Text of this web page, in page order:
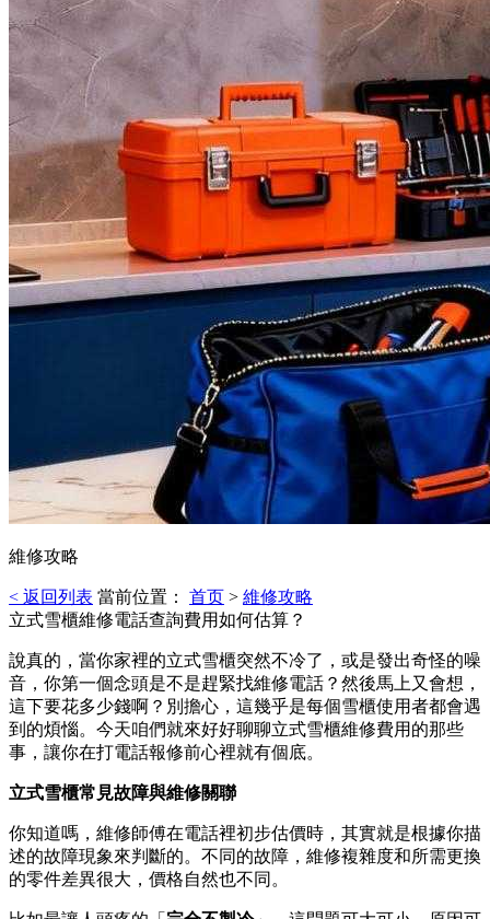
維修攻略
< 返回列表 當前位置： 首页 > 維修攻略
立式雪櫃維修電話查詢費用如何估算？
說真的，當你家裡的立式雪櫃突然不冷了，或是發出奇怪的噪
音，你第一個念頭是不是趕緊找維修電話？然後馬上又會想，
這下要花多少錢啊？別擔心，這幾乎是每個雪櫃使用者都會遇
到的煩惱。今天咱們就來好好聊聊立式雪櫃維修費用的那些
事，讓你在打電話報修前心裡就有個底。
立式雪櫃常見故障與維修關聯
你知道嗎，維修師傅在電話裡初步估價時，其實就是根據你描
述的故障現象來判斷的。不同的故障，維修複雜度和所需更換
的零件差異很大，價格自然也不同。